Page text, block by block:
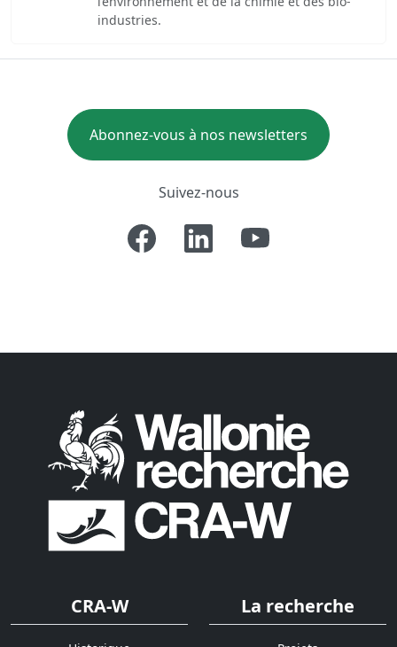
industries.
Abonnez-vous à nos newsletters
Suivez-nous
CRA-W La recherche